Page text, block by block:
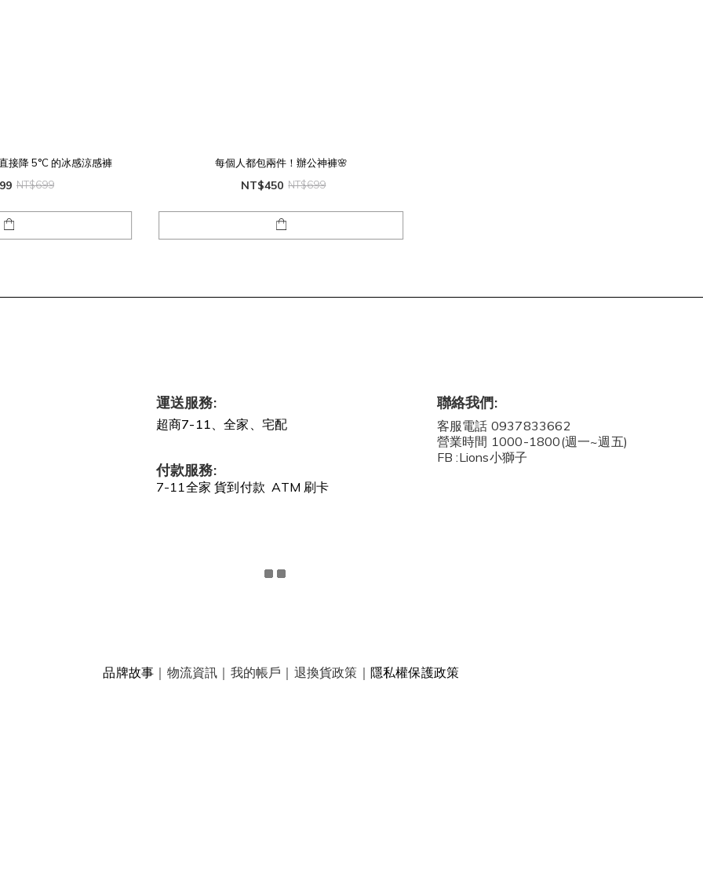
接降 5°C 的冰感涼感褲
NT$699
每個人都包兩件！辦公神褲🌸
NT$450 NT$699
運送服務:
超商7-11、全家、宅配
付款服務:
7-11全家 貨到付款 ATM 刷卡
聯絡我們:
客服電話 0937833662
營業時間 1000-1800(週一~週五)
FB :Lions小獅子
品牌故事 ｜ 物流資訊 ｜ 我的帳戶 ｜ 退換貨政策 ｜ 隱私權保護政策